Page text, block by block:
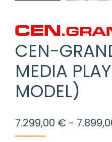
CEN-
MEDIA
MODEL)
7.299,00 € -